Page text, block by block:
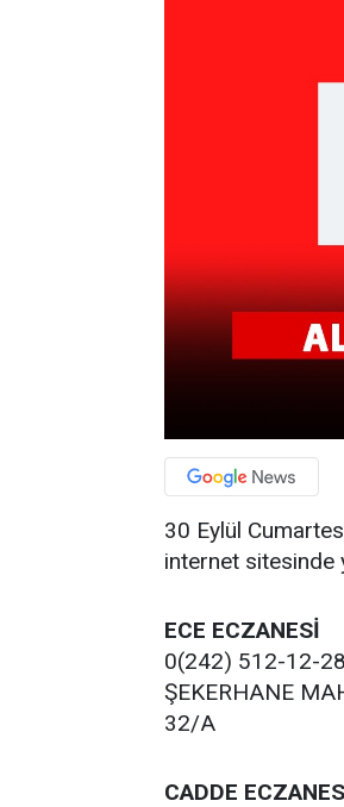
30 Eylül
internet sitesinde
ECE ECZANESİ
0(242) 512-12-28
ŞEKERHANE
32/A
CADDE